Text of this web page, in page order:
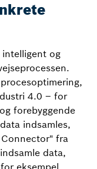
intelligent og
4.0 – for
forebyggende
indsamles,
Connector" fra
data,
eksempel